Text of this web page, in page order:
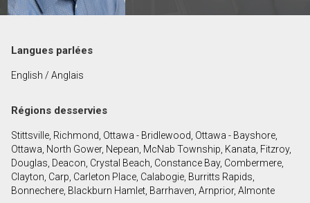
Nom
Téléphone
(Optionnel)
Message
Langues parlées
English / Anglais
Régions desservies
Stittsville, Richmond, Ottawa - Bridlewood, Ottawa - Bayshore,
Ottawa, North Gower, Nepean, McNab Township, Kanata, Fitzroy,
Douglas, Deacon, Crystal Beach, Constance Bay, Combermere,
Clayton, Carp, Carleton Place, Calabogie, Burritts Rapids,
Bonnechere, Blackburn Hamlet, Barrhaven, Arnprior, Almonte